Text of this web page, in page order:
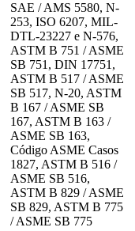
SAE / AMS 5580, N-
253, ISO 6207, MIL-
DTL-23227 e N-576,
ASTM B 751 / ASME
SB 751, DIN 17751,
ASTM B 517 / ASME
SB 517, N-20, ASTM
B 167 / ASME SB
167, ASTM B 163 /
ASME SB 163,
Código ASME Casos
1827, ASTM B 516 /
ASME SB 516,
ASTM B 829 / ASME
SB 829, ASTM B 775
/ ASME SB 775